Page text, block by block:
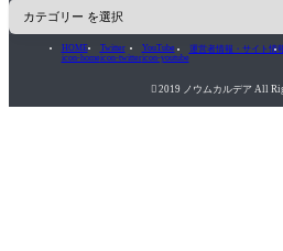
HOME
icon-home
Twitter
icon-twitter
YouTube
icon-youtube
運営者情報・サイト情
 2019 ノウムカルデア All